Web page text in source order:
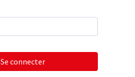
Se connecter